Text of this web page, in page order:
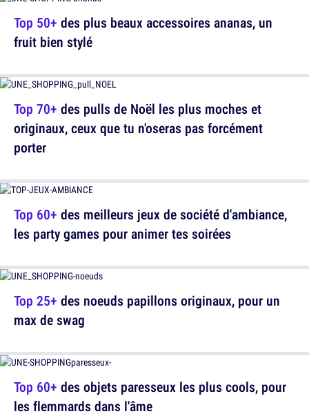
Top 50+ des plus beaux accessoires ananas, un
fruit bien stylé
Top 60+ des meilleurs jeux de société d'ambiance,
les party games pour animer tes soirées
Top 60+ des objets paresseux les plus cools, pour
les flemmards dans l'âme
Top 70+ des pulls de Noël les plus moches et
originaux, ceux que tu n'oseras pas forcément
porter
Top 25+ des noeuds papillons originaux, pour un
max de swag